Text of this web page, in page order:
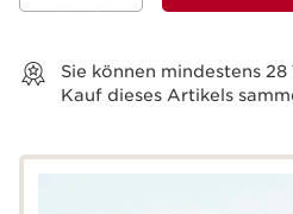
Sie können mindestens 28
Kauf dieses Artikels